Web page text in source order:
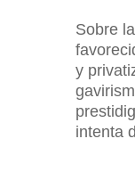
Sobre
y
intenta